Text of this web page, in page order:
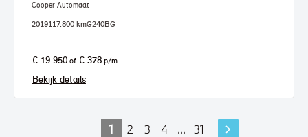
Cooper Automaat
2019117.800 kmG240BG
€ 19.950 of € 378 p/m
Bekijk details
1 2 3 4 ... 31